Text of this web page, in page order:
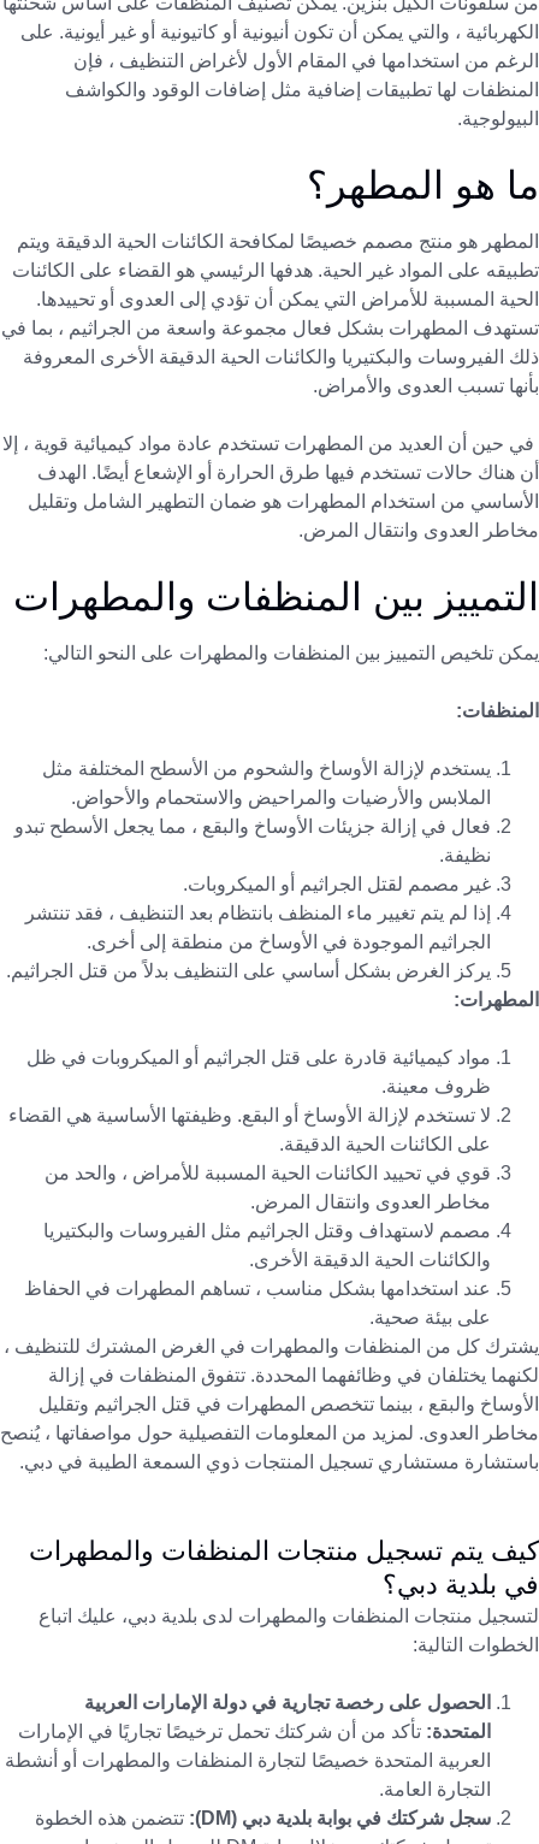
الكهربائية ، والتي يمكن أن تكون أنيونية أو كاتيونية أو غير أيونية. على
الرغم من استخدامها في المقام الأول لأغراض التنظيف ، فإن
المنظفات لها تطبيقات إضافية مثل إضافات الوقود والكواشف
البيولوجية.
ما هو المطهر؟
المطهر هو منتج مصمم خصيصًا لمكافحة الكائنات الحية الدقيقة ويتم
تطبيقه على المواد غير الحية. هدفها الرئيسي هو القضاء على الكائنات
الحية المسببة للأمراض التي يمكن أن تؤدي إلى العدوى أو تحييدها.
تستهدف المطهرات بشكل فعال مجموعة واسعة من الجراثيم ، بما في
ذلك الفيروسات والبكتيريا والكائنات الحية الدقيقة الأخرى المعروفة
بأنها تسبب العدوى والأمراض.
في حين أن العديد من المطهرات تستخدم عادة مواد كيميائية قوية ، إلا
أن هناك حالات تستخدم فيها طرق الحرارة أو الإشعاع أيضًا. الهدف
الأساسي من استخدام المطهرات هو ضمان التطهير الشامل وتقليل
مخاطر العدوى وانتقال المرض.
التمييز بين المنظفات والمطهرات
يمكن تلخيص التمييز بين المنظفات والمطهرات على النحو التالي:
المنظفات:
يستخدم لإزالة الأوساخ والشحوم من الأسطح المختلفة مثل
الملابس والأرضيات والمراحيض والاستحمام والأحواض.
فعال في إزالة جزيئات الأوساخ والبقع ، مما يجعل الأسطح تبدو
نظيفة.
غير مصمم لقتل الجراثيم أو الميكروبات.
إذا لم يتم تغيير ماء المنظف بانتظام بعد التنظيف ، فقد تنتشر
الجراثيم الموجودة في الأوساخ من منطقة إلى أخرى.
يركز الغرض بشكل أساسي على التنظيف بدلاً من قتل الجراثيم.
المطهرات:
مواد كيميائية قادرة على قتل الجراثيم أو الميكروبات في ظل
ظروف معينة.
لا تستخدم لإزالة الأوساخ أو البقع. وظيفتها الأساسية هي القضاء
على الكائنات الحية الدقيقة.
قوي في تحييد الكائنات الحية المسببة للأمراض ، والحد من
مخاطر العدوى وانتقال المرض.
مصمم لاستهداف وقتل الجراثيم مثل الفيروسات والبكتيريا
والكائنات الحية الدقيقة الأخرى.
عند استخدامها بشكل مناسب ، تساهم المطهرات في الحفاظ
على بيئة صحية.
يشترك كل من المنظفات والمطهرات في الغرض المشترك للتنظيف ،
لكنهما يختلفان في وظائفهما المحددة. تتفوق المنظفات في إزالة
الأوساخ والبقع ، بينما تتخصص المطهرات في قتل الجراثيم وتقليل
مخاطر العدوى. لمزيد من المعلومات التفصيلية حول مواصفاتها ، يُنصح
باستشارة مستشاري تسجيل المنتجات ذوي السمعة الطيبة في دبي.
كيف يتم تسجيل منتجات المنظفات والمطهرات
في بلدية دبي؟
لتسجيل منتجات المنظفات والمطهرات لدى بلدية دبي، عليك اتباع
الخطوات التالية:
الحصول على رخصة تجارية في دولة الإمارات العربية
المتحدة: تأكد من أن شركتك تحمل ترخيصًا تجاريًا في الإمارات
العربية المتحدة خصيصًا لتجارة المنظفات والمطهرات أو أنشطة
التجارة العامة.
سجل شركتك في بوابة بلدية دبي (DM):
تتضمن هذه الخطوة